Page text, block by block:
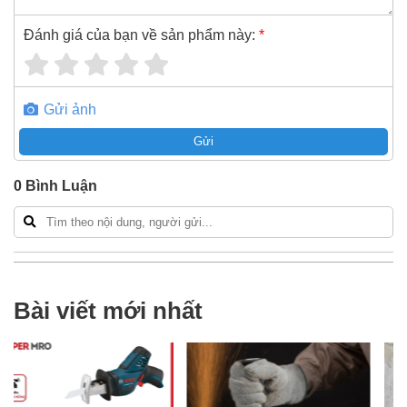
Đánh giá của bạn về sản phẩm này: *
Gửi ảnh
Gửi
0 Bình Luận
Bài viết mới nhất